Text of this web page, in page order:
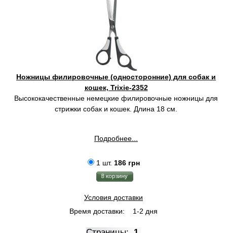
Ножницы филировочные (односторонние) для собак и
кошек, Trixie-2352
Высококачественные немецкие филировочные ножницы для
стрижки собак и кошек. Длина 18 см.
Подробнее...
1 шт. 186 грн
Условия доставки
Время доставки:
1-2 дня